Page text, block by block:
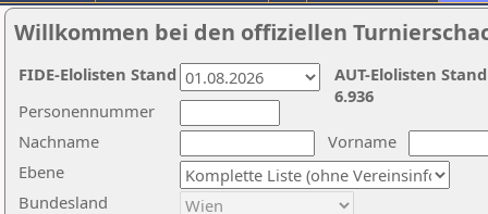
Willkommen bei den offiziellen
Nachname
Vorname
Ebene
Personennummer
Bundesland
AUT-Elolisten
6.936
FIDE-Elolisten Stand